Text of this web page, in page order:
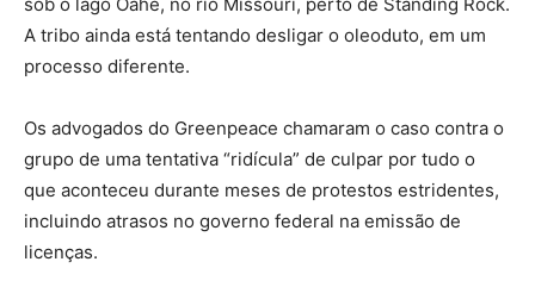
A tribo ainda está tentando desligar o oleoduto, em um
processo diferente.
Os advogados do Greenpeace chamaram o caso contra o
grupo de uma tentativa “ridícula” de culpar por tudo o
que aconteceu durante meses de protestos estridentes,
incluindo atrasos no governo federal na emissão de
licenças.